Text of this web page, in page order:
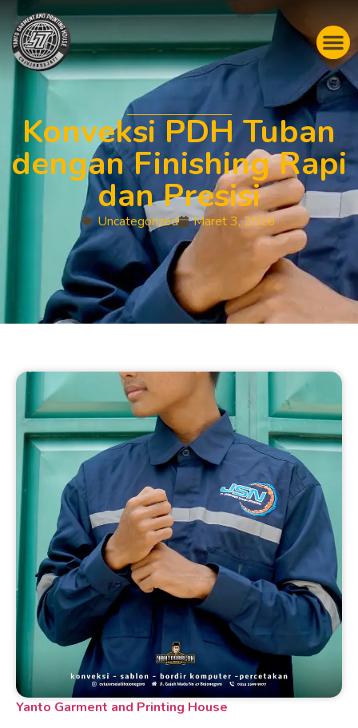
Konveksi PDH Tuban
dengan Finishing Rapi
dan Presisi
Uncategorized Maret 3, 2026
Yanto Garment and Printing House